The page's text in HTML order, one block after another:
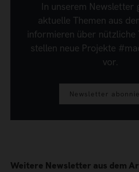
In unserem Newsletter
aktuelle Themen aus
informieren über nützliche
stellen neue Projekte
vor.
Newsletter
Weitere Newsletter aus dem